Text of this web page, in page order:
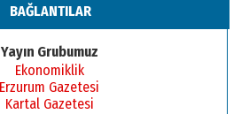
BAĞLANTILAR
Yayın Grubumuz
Ekonomiklik
Erzurum Gazetesi
Kartal Gazetesi